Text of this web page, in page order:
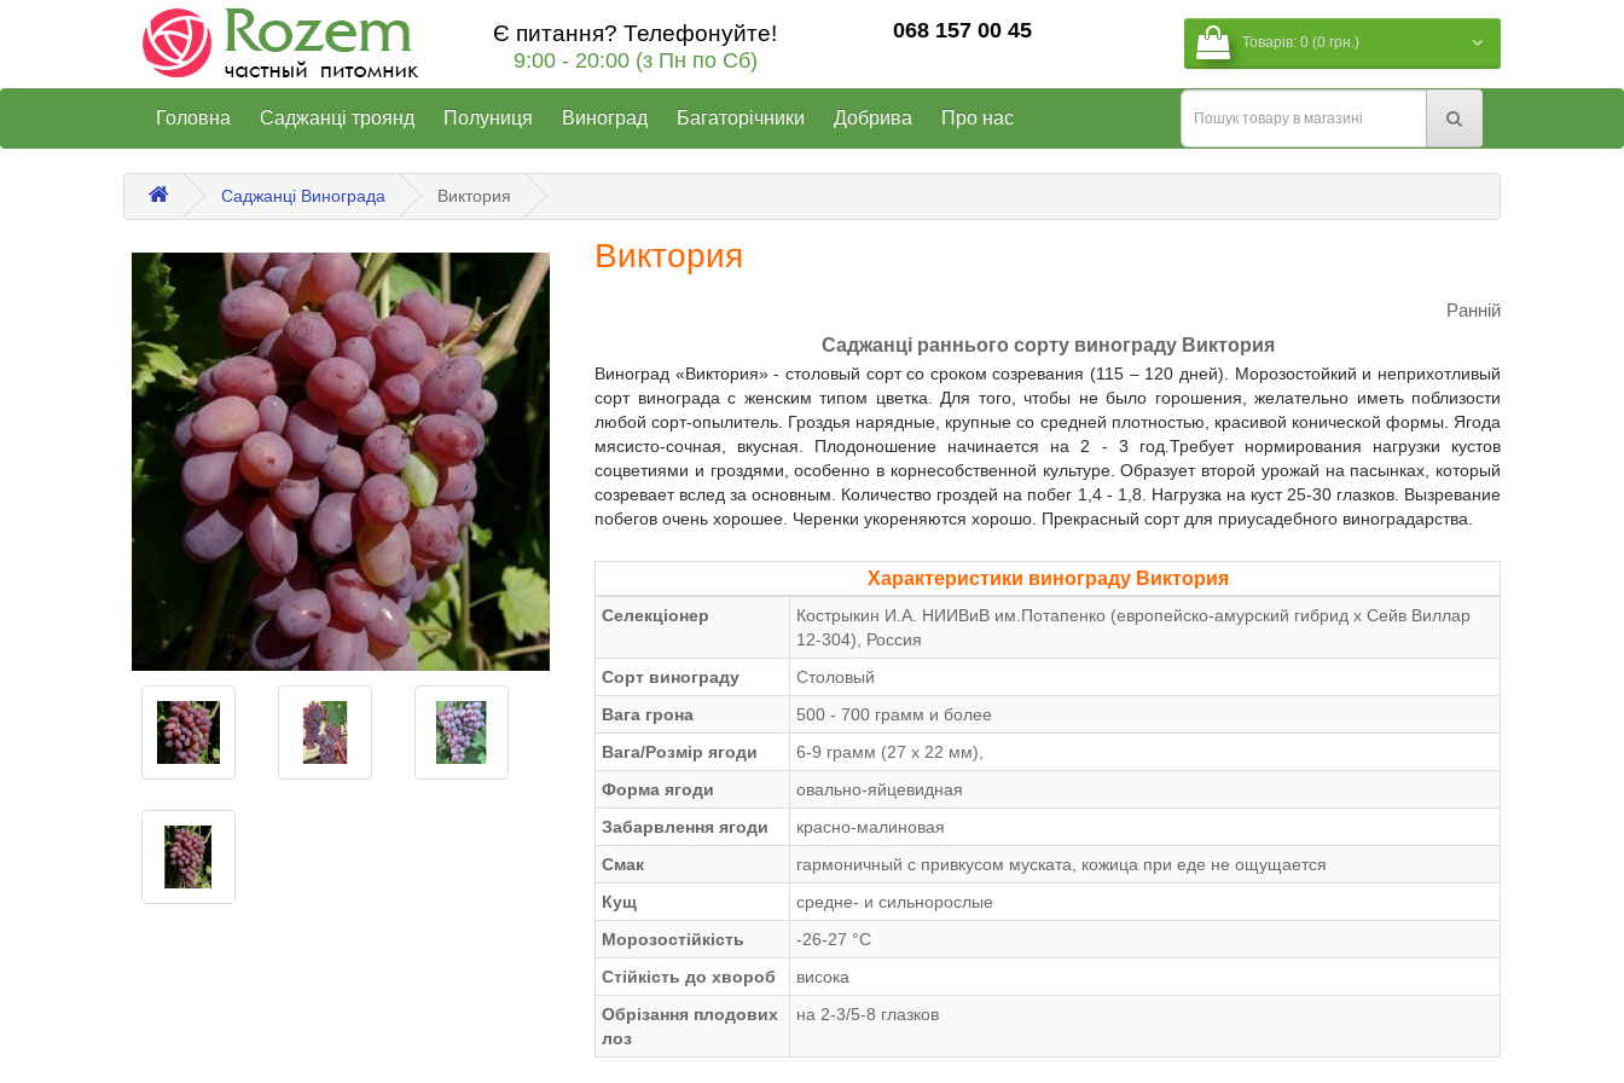
Є питання? Телефонуйте!
9:00 - 20:00 (з Пн по Сб)
068 157 00 45 Товарів: 0 (0 грн.)
Головна Саджанці троянд Полуниця Виноград Багаторічники Добрива Про нас
Саджанці Винограда Виктория
Виктория
Ранній
Саджанці раннього сорту винограду Виктория
Виноград «Виктория» - столовый сорт со сроком созревания (115 – 120 дней). Морозостойкий и неприхотливый
сорт винограда с женским типом цветка. Для того, чтобы не было горошения, желательно иметь поблизости
любой сорт-опылитель. Гроздья нарядные, крупные со средней плотностью, красивой конической формы. Ягода
мясисто-сочная, вкусная. Плодоношение начинается на 2 - 3 год.Требует нормирования нагрузки кустов
соцветиями и гроздями, особенно в корнесобственной культуре. Образует второй урожай на пасынках, который
созревает вслед за основным. Количество гроздей на побег 1,4 - 1,8. Нагрузка на куст 25-30 глазков. Вызревание
побегов очень хорошее. Черенки укореняются хорошо. Прекрасный сорт для приусадебного виноградарства.
Характеристики винограду Виктория
Селекціонер
Кострыкин И.А. НИИВиВ им.Потапенко (европейско-амурский гибрид х Сейв Виллар
12-304), Россия
Сорт винограду
Столовый
Вага грона
500 - 700 грамм и более
Вага/Розмір ягоди
6-9 грамм (27 х 22 мм),
Форма ягоди
овально-яйцевидная
Забарвлення ягоди
красно-малиновая
Смак
гармоничный с привкусом муската, кожица при еде не ощущается
Кущ
средне- и сильнорослые
Морозостійкість
-26-27 °С
Стійкість до хвороб
висока
Обрізання плодових
лоз
на 2-3/5-8 глазков